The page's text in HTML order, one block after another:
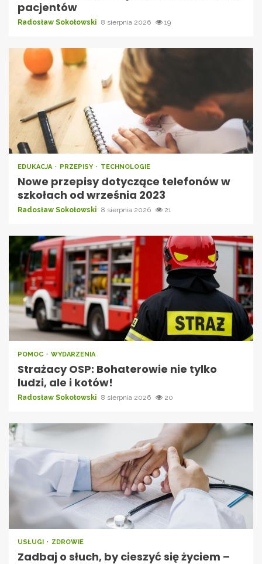
pacjentów
Radosław Sokołowski 8 sierpnia 2026 19
EDUKACJA PRZEPISY TECHNOLOGIE
Nowe przepisy dotyczące telefonów w
szkołach od września 2023
Radosław Sokołowski 8 sierpnia 2026 21
POMOC WYDARZENIA
Strażacy OSP: Bohaterowie nie tylko
ludzi, ale i kotów!
Radosław Sokołowski 8 sierpnia 2026 20
USŁUGI ZDROWIE
Zadbaj o słuch, by cieszyć się życiem –